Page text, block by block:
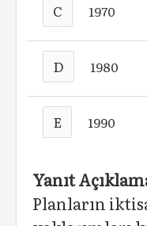
C 1970
D 1980
E 1990
Yanıt
Planların